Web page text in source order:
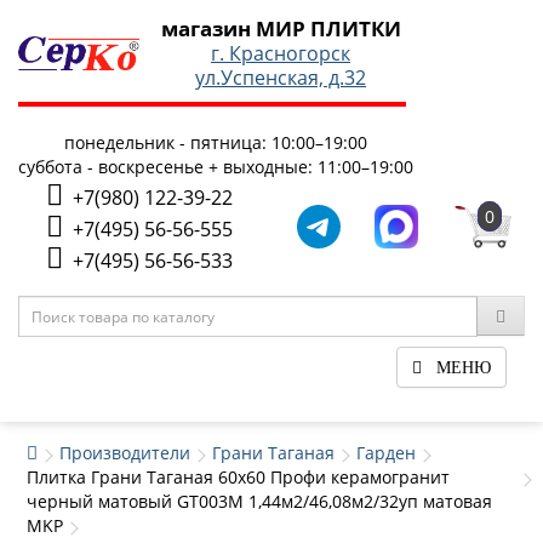
магазин МИР ПЛИТКИ
г. Красногорск
ул.Успенская, д.32
понедельник - пятница: 10:00–19:00
суббота - воскресенье + выходные: 11:00–19:00
+7(980) 122-39-22
+7(495) 56-56-555
+7(495) 56-56-533
0
МЕНЮ
Производители Грани Таганая
Гарден
Плитка Грани Таганая 60x60 Профи керамогранит
черный матовый GT003M 1,44м2/46,08м2/32уп матовая
MKP